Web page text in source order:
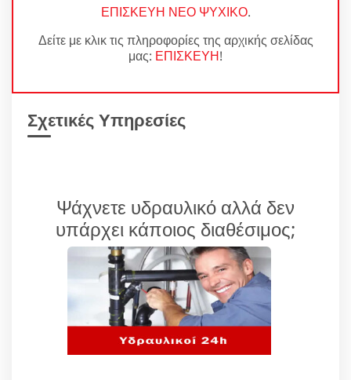
ΕΠΙΣΚΕΥΗ ΝΕΟ ΨΥΧΙΚΟ.
Δείτε με κλικ τις πληροφορίες της αρχικής σελίδας
μας: ΕΠΙΣΚΕΥΗ!
Σχετικές Υπηρεσίες
Ψάχνετε υδραυλικό αλλά δεν
υπάρχει κάποιος διαθέσιμος;